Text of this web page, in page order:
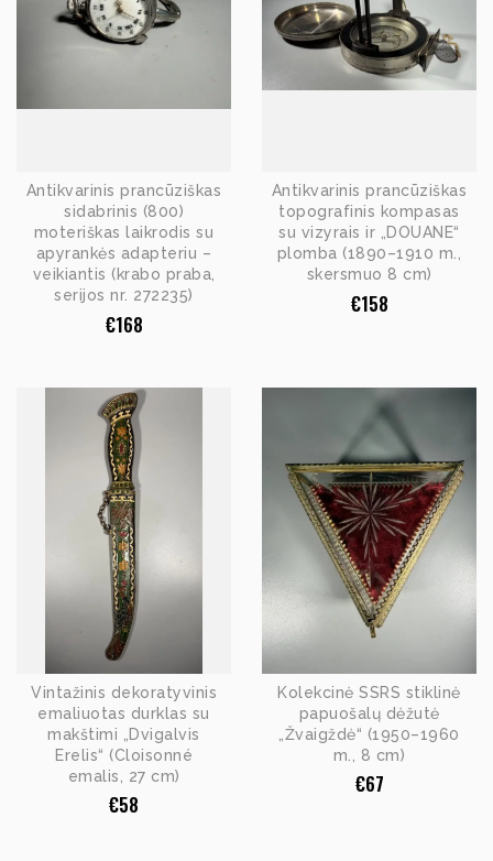
Antikvarinis prancūziškas
sidabrinis (800)
moteriškas laikrodis su
apyrankės adapteriu –
veikiantis (krabo praba,
serijos nr. 272235)
€168
Antikvarinis prancūziškas
topografinis kompasas
su vizyrais ir „DOUANE“
plomba (1890–1910 m.,
skersmuo 8 cm)
€158
Vintažinis dekoratyvinis
emaliuotas durklas su
makštimi „Dvigalvis
Erelis“ (Cloisonné
emalis, 27 cm)
€58
Kolekcinė SSRS stiklinė
papuošalų dėžutė
„Žvaigždė“ (1950–1960
m., 8 cm)
€67